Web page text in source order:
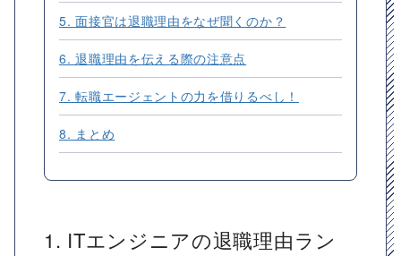
5. 面接官は退職理由をなぜ聞くのか？
6. 退職理由を伝える際の注意点
7. 転職エージェントの力を借りるべし！
8. まとめ
1. ITエンジニアの退職理由ラン